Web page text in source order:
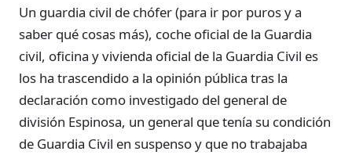
Un guardia civil de chófer (para ir por puros y a
saber qué cosas más), coche oficial de la Guardia
civil, oficina y vivienda oficial de la Guardia Civil es
los ha trascendido a la opinión pública tras la
declaración como investigado del general de
división Espinosa, un general que tenía su condición
de Guardia Civil en suspenso y que no trabajaba